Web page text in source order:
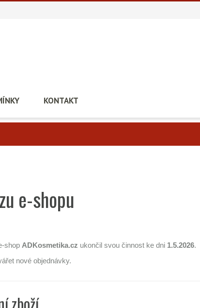
KONTAKT
e-shopu
shop ADKosmetika.cz ukončil svou činnost ke dni 1.5.2026.
nové objednávky.
zboží